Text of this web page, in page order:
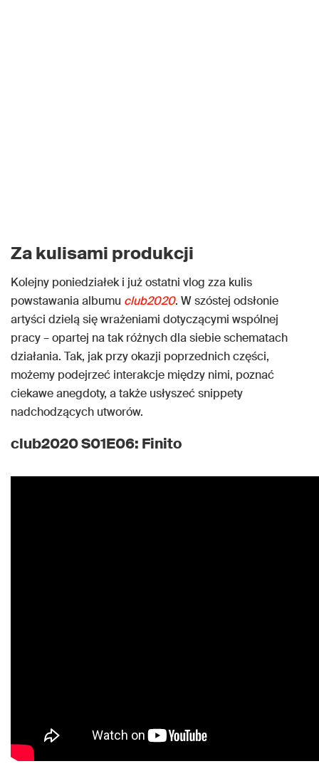
Za kulisami produkcji
Kolejny poniedziałek i już ostatni vlog zza kulis
powstawania albumu club2020. W szóstej odsłonie
artyści dzielą się wrażeniami dotyczącymi wspólnej
pracy – opartej na tak różnych dla siebie schematach
działania. Tak, jak przy okazji poprzednich części,
możemy podejrzeć interakcje między nimi, poznać
ciekawe anegdoty, a także usłyszeć snippety
nadchodzących utworów.
club2020 S01E06: Finito